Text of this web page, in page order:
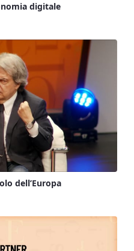
digitale
dell’Europa